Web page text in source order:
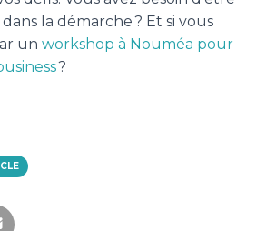
la démarche ? Et si vous
un workshop à Nouméa pour
?